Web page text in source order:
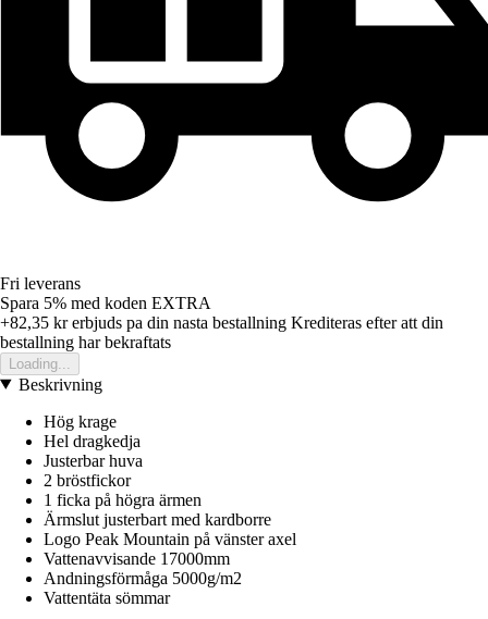
Fri leverans
Spara 5% med koden EXTRA
+82,35 krerbjuds pa din nasta bestallning Krediteras efter att din
bestallning har bekraftats
Loading...
Beskrivning
Hög krage
Hel dragkedja
Justerbar huva
2 bröstfickor
1 ficka på högra ärmen
Ärmslut justerbart med kardborre
Logo Peak Mountain på vänster axel
Vattenavvisande 17000mm
Andningsförmåga 5000g/m2
Vattentäta sömmar